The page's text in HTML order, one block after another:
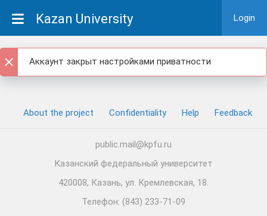
Kazan University Login
Аккаунт закрыт настройками приватности
About the project Confidentiality Help Feedback
public.mail@kpfu.ru
Казанский федеральный университет
420008, Казань, ул. Кремлевская, 18.
Телефон: (843) 233-71-09